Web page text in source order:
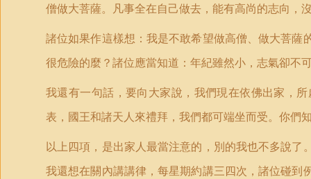
僧做大菩薩。凡事全在自己做去，能有高尚的志向，
諸位如果作這樣想：我是不敢希望做高僧、做大菩
很危險的麼？諸位應當知道：年紀雖然小，志氣卻不
我還有一句話，要向大家說，我們現在依佛出家，
表，國王和諸天人來禮拜，我們都可端坐而受。你們
以上四項，是出家人最當注意的，別的我也不多說
我還想在關內講講律，每星期約講三四次，諸位碰